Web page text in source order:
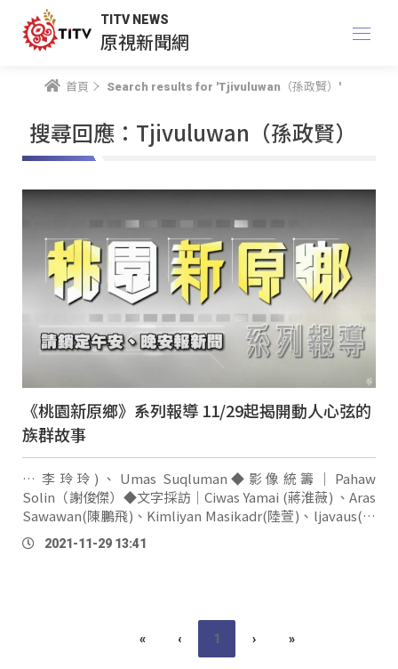
TITV NEWS
原視新聞網
首頁 Search results for 'Tjivuluwan（孫政賢）'
搜尋回應：Tjivuluwan（孫政賢）
《桃園新原鄉》系列報導 11/29起揭開動人心弦的
族群故事
… 李玲玲)、Umas Suqluman◆影像統籌｜Pahaw
Solin（謝俊傑）◆文字採訪｜Ciwas Yamai (蔣淮薇) 、Aras
Sawawan(陳鵬飛)、Kimliyan Masikadr(陸萱)、ljavaus(楊
高潔)、Cemedas Dumalalrath(江子芊)◆攝影剪輯｜
bazak(曾健安)、uliu (郭亞文) 、puljaljuyan(李耀維) 、Iku
2021-11-29 13:41
« ‹ 1 › »